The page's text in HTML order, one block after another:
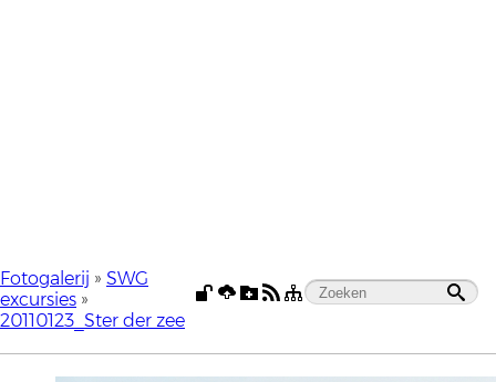
Fotogalerij » SWG
excursies »
20110123_Ster der zee